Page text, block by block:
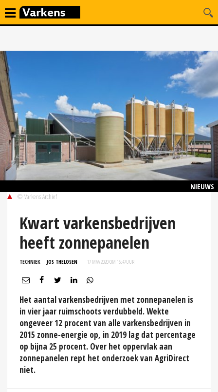
NIEUWS
© Varkens Archief
Kwart varkensbedrijven
heeft zonnepanelen
TECHNIEK JOS THELOSEN 17 MAA 2020 OM 16:47UUR
Het aantal varkensbedrijven met zonnepanelen is
in vier jaar ruimschoots verdubbeld. Wekte
ongeveer 12 procent van alle varkensbedrijven in
2015 zonne-energie op, in 2019 lag dat percentage
op bijna 25 procent. Over het oppervlak aan
zonnepanelen rept het onderzoek van AgriDirect
niet.